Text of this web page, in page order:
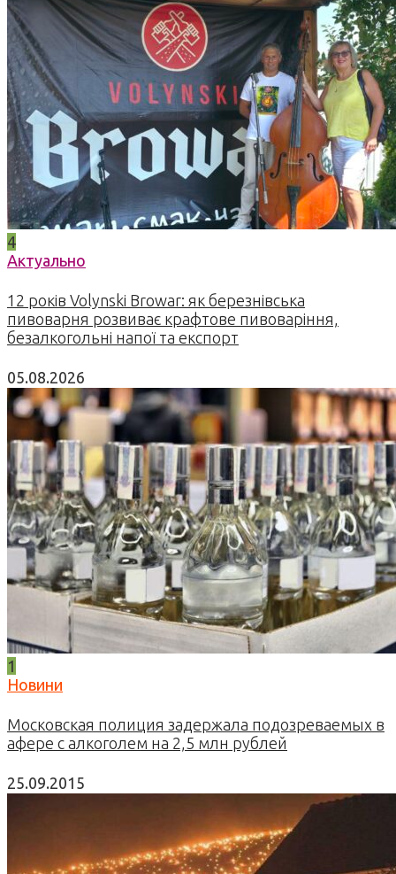
4
Актуально
12 років Volynski Browar: як березнівська
пивоварня розвиває крафтове пивоваріння,
безалкогольні напої та експорт
05.08.2026
1
Новини
Московская полиция задержала подозреваемых в
афере с алкоголем на 2,5 млн рублей
25.09.2015